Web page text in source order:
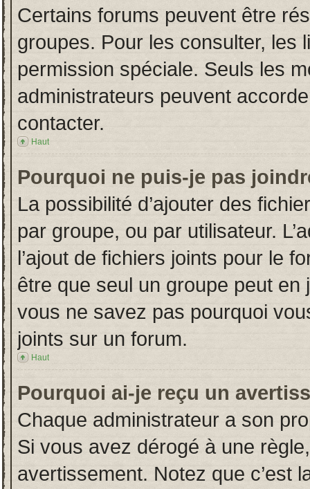
Certains forums peuvent être
groupes. Pour les consulter, les
permission spéciale. Seuls les
administrateurs peuvent
contacter.
Haut
Pourquoi ne puis-je pas
La possibilité d’ajouter des
par groupe, ou par utilisateur.
l’ajout de fichiers joints pour le
être que seul un groupe peut en
vous ne savez pas pourquoi
joints sur un forum.
Haut
Pourquoi ai-je reçu un
Chaque administrateur a son
Si vous avez dérogé à une
avertissement. Notez que c’est